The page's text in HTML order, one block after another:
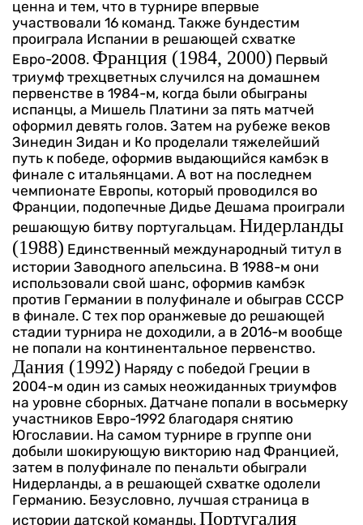
ценна и тем, что в турнире впервые
участвовали 16 команд. Также бундестим
проиграла Испании в решающей схватке
Евро-2008. Франция (1984, 2000) Первый
триумф трехцветных случился на домашнем
первенстве в 1984-м, когда были обыграны
испанцы, а Мишель Платини за пять матчей
оформил девять голов. Затем на рубеже веков
Зинедин Зидан и Ко проделали тяжелейший
путь к победе, оформив выдающийся камбэк в
финале с итальянцами. А вот на последнем
чемпионате Европы, который проводился во
Франции, подопечные Дидье Дешама проиграли
решающую битву португальцам. Нидерланды
(1988) Единственный международный титул в
истории Заводного апельсина. В 1988-м они
использовали свой шанс, оформив камбэк
против Германии в полуфинале и обыграв СССР
в финале. С тех пор оранжевые до решающей
стадии турнира не доходили, а в 2016-м вообще
не попали на континентальное первенство.
Дания (1992) Наряду с победой Греции в
2004-м один из самых неожиданных триумфов
на уровне сборных. Датчане попали в восьмерку
участников Евро-1992 благодаря снятию
Югославии. На самом турнире в группе они
добыли шокирующую викторию над Францией,
затем в полуфинале по пенальти обыграли
Нидерланды, а в решающей схватке одолели
Германию. Безусловно, лучшая страница в
истории датской команды. Португалия